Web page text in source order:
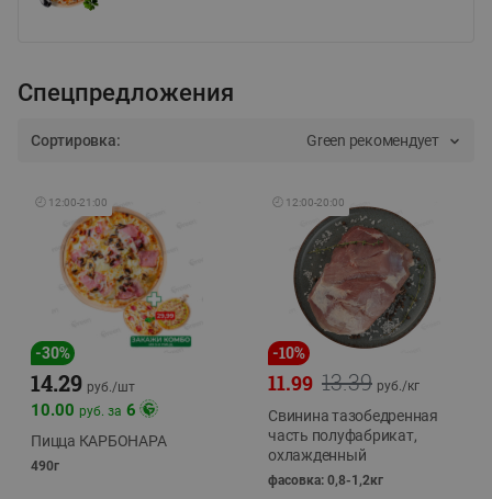
Спецпредложения
Сортировка: Green рекомендует
🕘 12:00-21:00
-30%
14.29 руб./шт
10.00 руб. за 6
Пицца КАРБОНАРА
490г
🕘 12:00-20:00
-10%
13.39
11.99 руб./кг
Свинина тазобедренная
часть полуфабрикат,
охлажденный
фасовка: 0,8-1,2кг